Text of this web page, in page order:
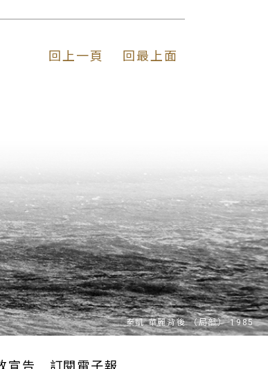
回上一頁 回最上面
宣告 訂閱電子報